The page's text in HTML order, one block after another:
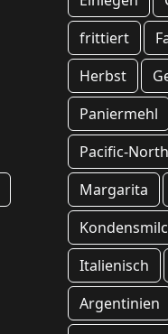
frittiert
Herbst
Paniermehl
Pacific-
Margarita
Italienisch
Argentinien